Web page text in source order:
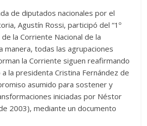
de diputados nacionales por el
Agustín Rossi, participó del “1º
la Corriente Nacional de la
manera, todas las agrupaciones
la Corriente siguen reafirmando
la presidenta Cristina Fernández de
asumido para sostener y
iniciadas por Néstor
2003), mediante un documento